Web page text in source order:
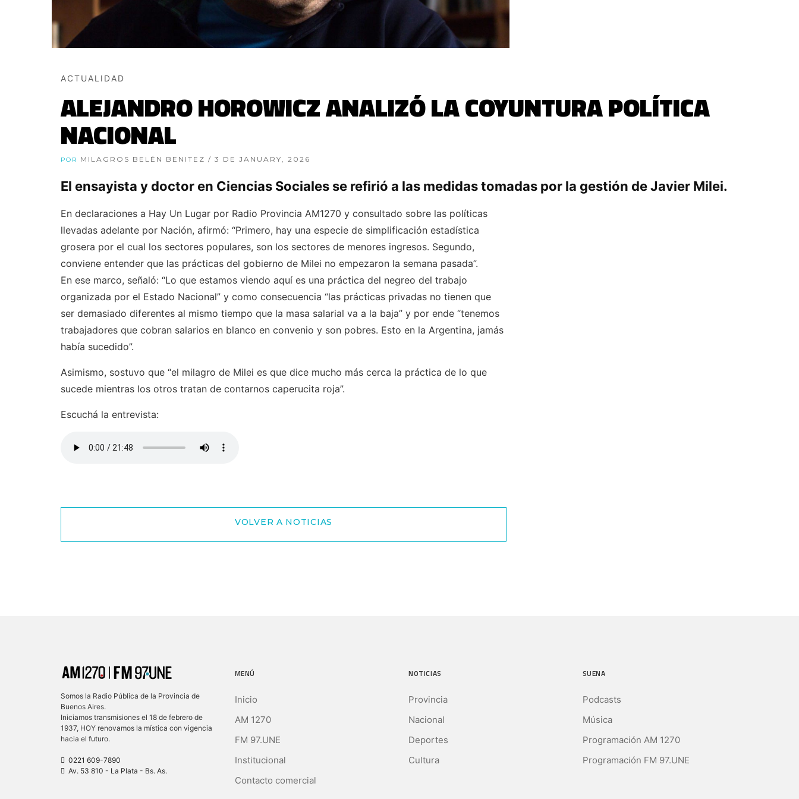
ACTUALIDAD
ALEJANDRO HOROWICZ ANALIZÓ LA COYUNTURA POLÍTICA
NACIONAL
POR MILAGROS BELÉN BENITEZ / 3 DE JANUARY, 2026
El ensayista y doctor en Ciencias Sociales se refirió a las medidas tomadas por la gestión de Javier Milei.
En declaraciones a Hay Un Lugar por Radio Provincia AM1270 y consultado sobre las políticas
llevadas adelante por Nación, afirmó: “Primero, hay una especie de simplificación estadística
grosera por el cual los sectores populares, son los sectores de menores ingresos. Segundo,
conviene entender que las prácticas del gobierno de Milei no empezaron la semana pasada”.
En ese marco, señaló: “Lo que estamos viendo aquí es una práctica del negreo del trabajo
organizada por el Estado Nacional” y como consecuencia “las prácticas privadas no tienen que
ser demasiado diferentes al mismo tiempo que la masa salarial va a la baja” y por ende “tenemos
trabajadores que cobran salarios en blanco en convenio y son pobres. Esto en la Argentina, jamás
había sucedido”.
Asimismo, sostuvo que “el milagro de Milei es que dice mucho más cerca la práctica de lo que
sucede mientras los otros tratan de contarnos caperucita roja”.
Escuchá la entrevista:
VOLVER A NOTICIAS
Somos la Radio Pública de la Provincia de
Buenos Aires.
Iniciamos transmisiones el 18 de febrero de
1937, HOY renovamos la mística con vigencia
hacia el futuro.
0221 609-7890
Av. 53 810 - La Plata - Bs. As.
MENÚ
Inicio
AM 1270
FM 97.UNE
Institucional
Contacto comercial
NOTICIAS
Provincia
Nacional
Deportes
Cultura
SUENA
Podcasts
Música
Programación AM 1270
Programación FM 97.UNE